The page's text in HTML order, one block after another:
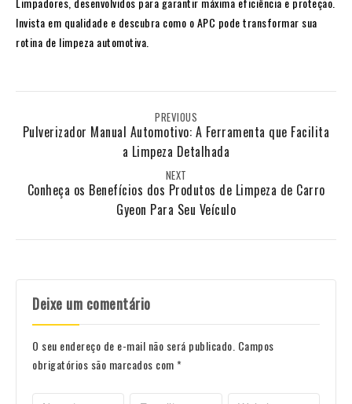
Invista em qualidade e descubra como o APC pode transformar sua
rotina de limpeza automotiva.
PREVIOUS
Pulverizador Manual Automotivo: A Ferramenta que Facilita
a Limpeza Detalhada
NEXT
Conheça os Benefícios dos Produtos de Limpeza de Carro
Gyeon Para Seu Veículo
Deixe um comentário
O seu endereço de e-mail não será publicado. Campos
obrigatórios são marcados com*